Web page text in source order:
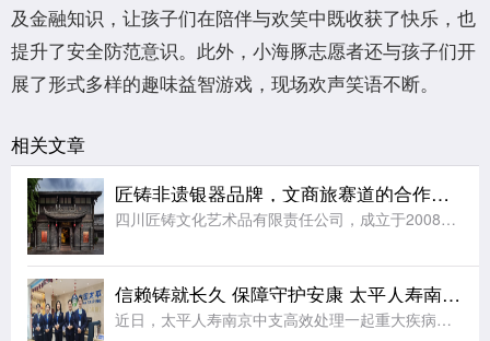
及金融知识，让孩子们在陪伴与欢笑中既收获了快乐，也
提升了安全防范意识。此外，小海豚志愿者还与孩子们开
展了形式多样的趣味益智游戏，现场欢声笑语不断。
相关文章
匠铸非遗银器品牌，文商旅赛道的合作之选
四川匠铸文化艺术品有限责任公司，成立于2008年，注册资本及实缴资本均为5000万元人民币，是一家集原创设计、生产制造、连锁零售于一体的银文化企业。公司总部位于四川成都，在职员工千余人，是全国工商联金
信赖铸就长久 保障守护安康 太平人寿南京中支高效赔付110万元赢得客户赞誉
近日，太平人寿南京中支高效处理一起重大疾病理赔案件，向客户达先生支付保险金共计110万元。本次理赔以专业、细节、温暖的服务切实履行了保险承诺，生动诠释了公司“以客户为中心”的服务理念。达先生自2014